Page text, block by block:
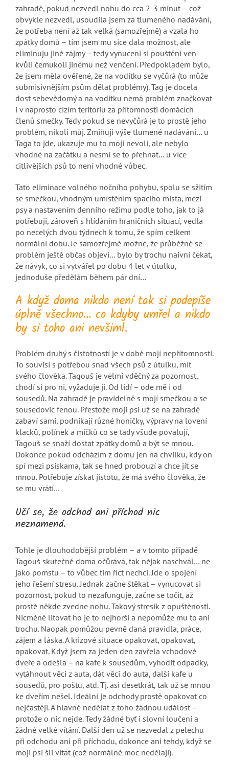
zahradě, pokud nezvedl nohu do cca 2-3 minut – což
obvykle nezvedl, usoudila jsem za tlumeného nadávání,
že potřeba není až tak velká (samozřejmě) a vzala ho
zpátky domů – tím jsem mu sice dala možnost, ale
eliminuju jiné zájmy – tedy vynucení si pouštění ven
kvůli čemukoli jinému než venčení. Předpokladem bylo,
že jsem měla ověřené, že na vodítku se vyčůrá (to může
submisivnějším psům dělat problémy). Tag je docela
dost sebevědomý a na vodítku nemá problém značkovat
i v naprosto cizím teritoriu za přítomnosti domácích
členů smečky. Tedy pokud se nevyčůrá je to prostě jeho
problém, nikoli můj. Zmiňuji výše tlumené nadávání… u
Taga to jde, ukazuje mu to moji nevoli, ale nebylo
vhodné na začátku a nesmí se to přehnat… u více
citlivějších psů to není vhodné vůbec.
Tato eliminace volného nočního pohybu, spolu se sžitím
se smečkou, vhodným umístěním spacího místa, mezi
psy a nastavením denního režimu podle toho, jak to já
potřebuji, zároveň s hlídáním hraničních situací, vedla
po necelých dvou týdnech k tomu, že spím celkem
normální dobu. Je samozřejmě možné, že průběžně se
problém ještě občas objeví… bylo by trochu naivní čekat,
že návyk, co si vytvářel po dobu 4 let v útulku,
jednoduše předělám během pár dní…
A když doma nikdo není tak si podepíše
úplně všechno… co kdyby umřel a nikdo
by si toho ani nevšiml.
Problém druhý s čistotností je v době mojí nepřítomnosti.
To souvisí s potřebou snad všech psů z útulku, mít
svého člověka. Tagouš je velmi vděčný za pozornost,
chodí si pro ni, vyžaduje ji. Od lidí – ode mě i od
sousedů. Na zahradě je pravidelně s mojí smečkou a se
sousedovic fenou. Přestože moji psi už se na zahradě
zabaví sami, podnikají různé honičky, výpravy na lovení
klacků, polínek a míčků co se tady všude povalují,
Tagouš se snaží dostat zpátky domů a být se mnou.
Dokonce pokud odcházím z domu jen na chvilku, kdy on
spí mezi psiskama, tak se hned probouzí a chce jít se
mnou. Potřebuje získat jistotu, že má svého člověka, že
se mu vrátí…
Učí se, že odchod ani příchod nic
neznamená.
Tohle je dlouhodobější problém – a v tomto případě
Tagouš skutečně doma očůrává, tak nějak naschvál… ne
jako pomstu – to vůbec tím říct nechci. Jde o spojení
jeho řešení stresu. Jednak začne štěkat – vynucovat si
pozornost, pokud to nezafunguje, začne se točit, až
prostě někde zvedne nohu. Takový stresík z opuštěnosti.
Nicméně litovat ho je to nejhorší a nepomůže mu to ani
trochu. Naopak pomůžou pevně daná pravidla, práce,
zájem a láska. A krizové situace opakovat, opakovat,
opakovat. Když jsem za jeden den zavřela vchodové
dveře a odešla – na kafe k sousedům, vyhodit odpadky,
vytáhnout věci z auta, dát věci do auta, další kafe u
sousedů, pro poštu, atd. Tj. asi desetkrát, tak už se mnou
ke dveřím nešel. Ideální je odchody prostě opakovat co
nejčastěji. A hlavně nedělat z toho žádnou událost –
protože o nic nejde. Tedy žádné byť i slovní loučení a
žádné velké vítání. Další den už se nezvedal z pelechu
při odchodu ani při příchodu, dokonce ani tehdy, když se
moji psi šli vítat (což normálně moc nedělají).